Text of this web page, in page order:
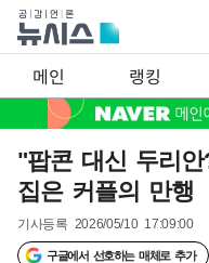
메인 랭킹
"팝콘 대신 두리
집은 커플의 만행
기사등록 2026/05/10 17:09:00
구글에서 선호하는 매체로 추가